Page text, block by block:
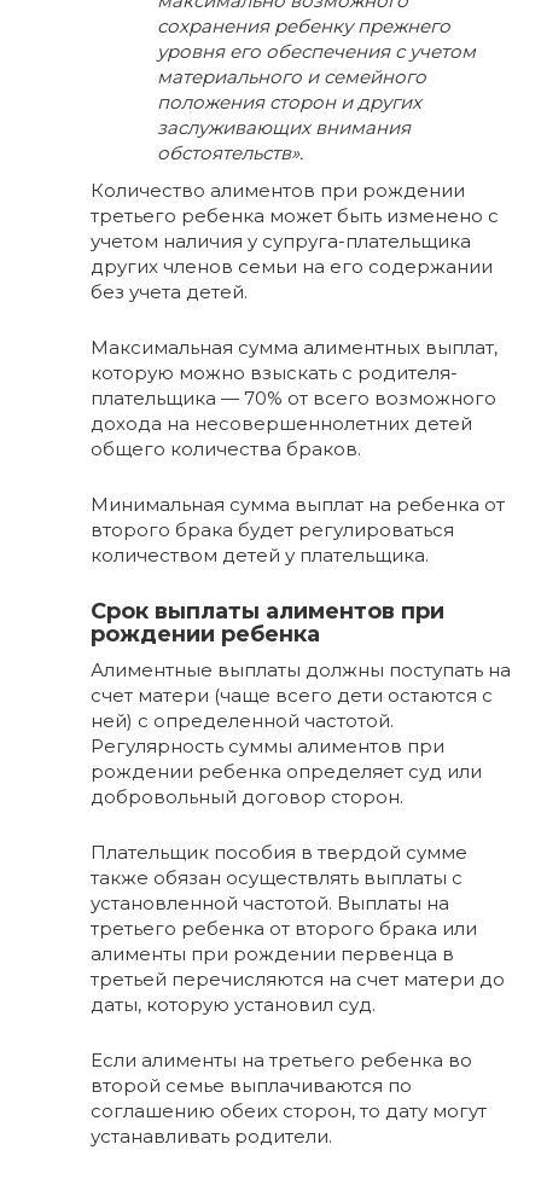
сохранения ребенку прежнего
уровня его обеспечения с учетом
материального и семейного
положения сторон и других
заслуживающих внимания
обстоятельств».
Количество алиментов при рождении
третьего ребенка может быть изменено с
учетом наличия у супруга-плательщика
других членов семьи на его содержании
без учета детей.
Максимальная сумма алиментных выплат,
которую можно взыскать с родителя-
плательщика — 70% от всего возможного
дохода на несовершеннолетних детей
общего количества браков.
Минимальная сумма выплат на ребенка от
второго брака будет регулироваться
количеством детей у плательщика.
Срок выплаты алиментов при
рождении ребенка
Алиментные выплаты должны поступать на
счет матери (чаще всего дети остаются с
ней) с определенной частотой.
Регулярность суммы алиментов при
рождении ребенка определяет суд или
добровольный договор сторон.
Плательщик пособия в твердой сумме
также обязан осуществлять выплаты с
установленной частотой. Выплаты на
третьего ребенка от второго брака или
алименты при рождении первенца в
третьей перечисляются на счет матери до
даты, которую установил суд.
Если алименты на третьего ребенка во
второй семье выплачиваются по
соглашению обеих сторон, то дату могут
устанавливать родители.